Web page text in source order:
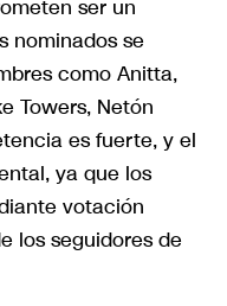
ser un
nominados se
como Anitta,
Towers, Netón
es fuerte, y el
ya que los
votación
los seguidores de